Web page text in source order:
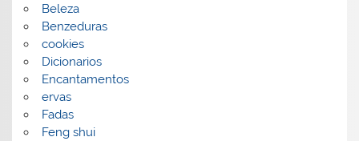
Beleza
Benzeduras
cookies
Dicionarios
Encantamentos
ervas
Fadas
Feng shui